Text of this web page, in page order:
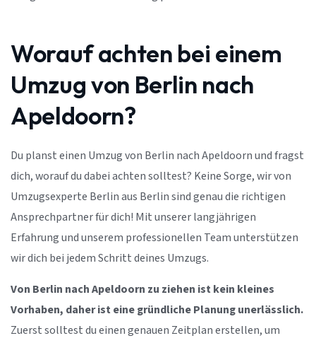
Worauf achten bei einem
Umzug von Berlin nach
Apeldoorn?
Du planst einen Umzug von Berlin nach Apeldoorn und fragst
dich, worauf du dabei achten solltest? Keine Sorge, wir von
Umzugsexperte Berlin aus Berlin sind genau die richtigen
Ansprechpartner für dich! Mit unserer langjährigen
Erfahrung und unserem professionellen Team unterstützen
wir dich bei jedem Schritt deines Umzugs.
Von Berlin nach Apeldoorn zu ziehen ist kein kleines
Vorhaben, daher ist eine gründliche Planung unerlässlich.
Zuerst solltest du einen genauen Zeitplan erstellen, um